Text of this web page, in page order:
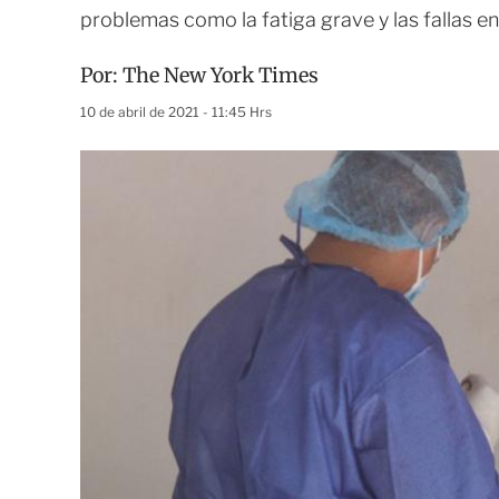
problemas como la fatiga grave y las fallas
Por: The New York Times
10 de abril de 2021 - 11:45 Hrs